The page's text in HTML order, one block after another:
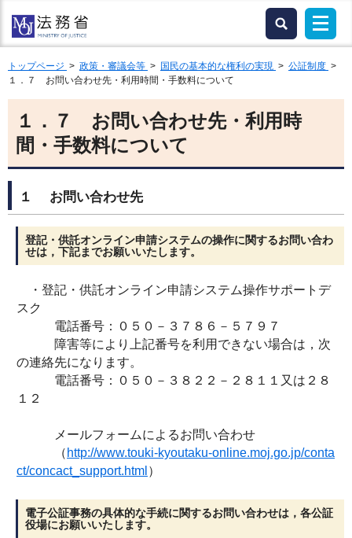
トップページ > 政策・審議会等 > 国民の基本的な権利の実現 > 公証制度 >
１．７ お問い合わせ先・利用時間・手数料について
１．７ お問い合わせ先・利用時
間・手数料について
１ お問い合わせ先
登記・供託オンライン申請システムの操作に関するお問い合わ
せは，下記までお願いいたします。
・登記・供託オンライン申請システム操作サポートデ
スク
電話番号：０５０－３７８６－５７９７
障害等により上記番号を利用できない場合は，次
の連絡先になります。
電話番号：０５０－３８２２－２８１１又は２８
１２
メールフォームによるお問い合わせ
（ http://www.touki-kyoutaku-online.moj.go.jp/conta
ct/concact_support.html ）
電子公証事務の具体的な手続に関するお問い合わせは，各公証
役場にお願いいたします。